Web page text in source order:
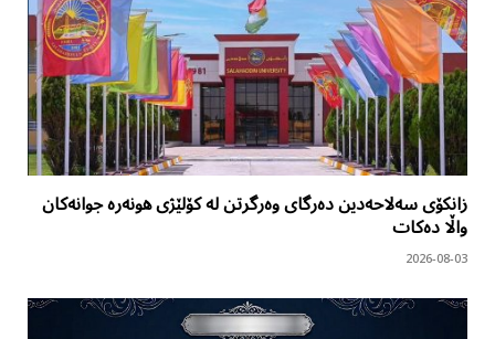
زانکۆی سەلاحەدین دەرگای وەرگرتن لە کۆلێژی هونەرە جوانەکان
واڵا دەکات
2026-08-03